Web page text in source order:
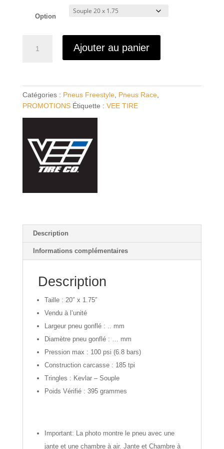
Option
Speedbooster
Elite
Souple
Ready
Ajouter au panier
Catégories : Pneus Freestyle, Pneus Race,
PROMOTIONS Étiquette : VEE TIRE
Description
Informations complémentaires
Description
Taille : 20″ x 1.75″
Vendu à l’unité
Largeur pneu gonflé : .. mm
Diamètre pneu gonflé : … mm
Pression max : 100 psi (6.8 bars)
Construction carcasse : 185 tpi
Tringles : Kevlar – Souple
Poids Vérifié : 395 grammes
Important: La photo montre le pneu avec une
jante et une chambre à air. Jante et Chambre à